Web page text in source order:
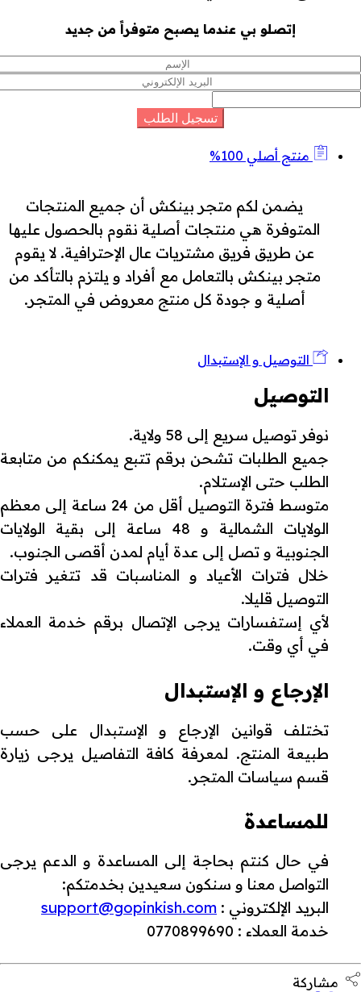
إتصلو بي عندما يصبح متوفراً من جديد
منتج أصلي 100%
يضمن لكم متجر بينكش أن جميع المنتجات
المتوفرة هي منتجات أصلية نقوم بالحصول عليها
عن طريق فريق مشتريات عال الإحترافية. لا يقوم
متجر بينكش بالتعامل مع أفراد و يلتزم بالتأكد من
أصلية و جودة كل منتج معروض في المتجر.
التوصيل و الإستبدال
التوصيل
نوفر توصيل سريع إلى 58 ولاية.
جميع الطلبات تشحن برقم تتبع يمكنكم من متابعة
الطلب حتى الإستلام.
متوسط فترة التوصيل أقل من 24 ساعة إلى معظم
الولايات الشمالية و 48 ساعة إلى بقية الولايات
الجنوبية و تصل إلى عدة أيام لمدن أقصى الجنوب.
خلال فترات الأعياد و المناسبات قد تتغير فترات
التوصيل قليلا.
لأي إستفسارات يرجى الإتصال برقم خدمة العملاء
في أي وقت.
الإرجاع و الإستبدال
تختلف قوانين الإرجاع و الإستبدال على حسب
طبيعة المنتج. لمعرفة كافة التفاصيل يرجى زيارة
قسم سياسات المتجر.
للمساعدة
في حال كنتم بحاجة إلى المساعدة و الدعم يرجى
التواصل معنا و سنكون سعيدين بخدمتكم:
البريد الإلكتروني : support@gopinkish.com
خدمة العملاء : 0770899690
مشاركة